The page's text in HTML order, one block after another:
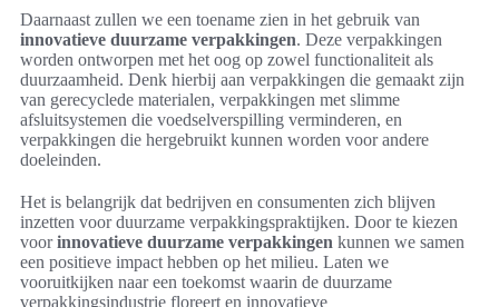
Daarnaast zullen we een toename zien in het gebruik van
innovatieve duurzame verpakkingen. Deze verpakkingen
worden ontworpen met het oog op zowel functionaliteit als
duurzaamheid. Denk hierbij aan verpakkingen die gemaakt zijn
van gerecyclede materialen, verpakkingen met slimme
afsluitsystemen die voedselverspilling verminderen, en
verpakkingen die hergebruikt kunnen worden voor andere
doeleinden.
Het is belangrijk dat bedrijven en consumenten zich blijven
inzetten voor duurzame verpakkingspraktijken. Door te kiezen
voorinnovatieve duurzame verpakkingen kunnen we samen
een positieve impact hebben op het milieu. Laten we
vooruitkijken naar een toekomst waarin de duurzame
verpakkingsindustrie floreert en innovatieve